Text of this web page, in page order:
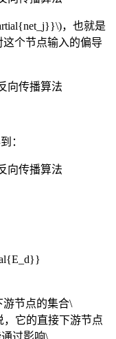
，也就是
这个节点输入的偏导
：
节点的集合\
，它的直接下游节点